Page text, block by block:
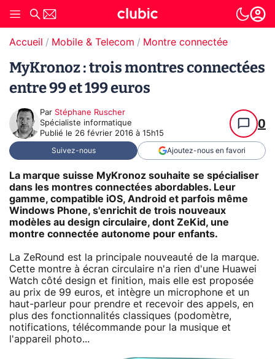
Accueil Mobile & Telecom Montre connectée
MyKronoz : trois montres connectées
entre 99 et 199 euros
Par Stéphane Ruscher
Spécialiste informatique
Publié le 26 février 2016 à 15h15
0
Suivez-nous Ajoutez-nous en favori
La marque suisse MyKronoz souhaite se spécialiser
dans les montres connectées abordables. Leur
gamme, compatible iOS, Android et parfois même
Windows Phone, s'enrichit de trois nouveaux
modèles au design circulaire, dont ZeKid, une
montre connectée autonome pour enfants.
La ZeRound est la principale nouveauté de la marque.
Cette montre à écran circulaire n'a rien d'une Huawei
Watch côté design et finition, mais elle est proposée
au prix de 99 euros, et intègre un microphone et un
haut-parleur pour prendre et recevoir des appels, en
plus des fonctionnalités classiques (podomètre,
notifications, télécommande pour la musique et
l'appareil photo...